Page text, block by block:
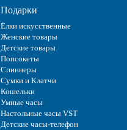
Подарки
Ёлки искусственные
Женские товары
Детские товары
Попсокеты
Спиннеры
Сумки и Клатчи
Кошельки
Умные часы
Настольные часы VST
Детские часы-телефон